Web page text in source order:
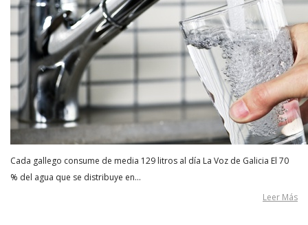
Cada gallego consume de media 129 litros al día La Voz de Galicia El 70
% del agua que se distribuye en…
Leer Más